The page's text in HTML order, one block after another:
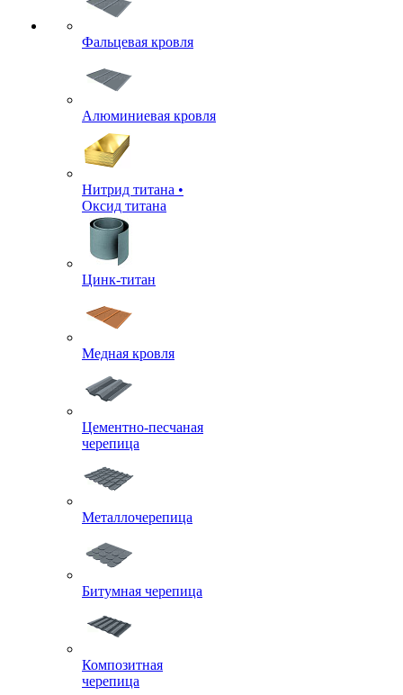
Фальцевая кровля
Алюминиевая кровля
Нитрид титана •
Оксид титана
Цинк-титан
Медная кровля
Цементно-песчаная
черепица
Металлочерепица
Битумная черепица
Композитная
черепица